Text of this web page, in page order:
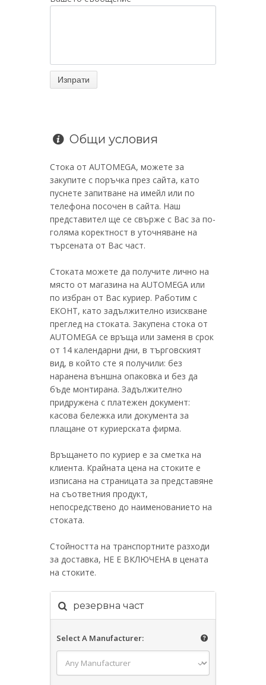
Общи условия
Стока от AUTOMEGA, можете за
закупите с поръчка през сайта, като
пуснете запитване на имейл или по
телефона посочен в сайта. Наш
представител ще се свърже с Вас за по-
голяма коректност в уточняване на
търсената от Вас част.
Стоката можете да получите лично на
място от магазина на AUTOMEGA или
по избран от Вас куриер. Работим с
ЕКОНТ, като задължително изискване
преглед на стоката. Закупена стока от
AUTOMEGA се връща или заменя в срок
от 14 календарни дни, в търговският
вид, в който сте я получили: без
наранена външна опаковка и без да
бъде монтирана. Задължително
придружена с платежен документ:
касова бележка или документа за
плащане от куриерската фирма.
Връщането по куриер е за сметка на
клиента. Крайната цена на стоките е
изписана на страницата за представяне
на съответния продукт,
непосредствено до наименованието на
стоката.
Стойността на транспортните разходи
за доставка, НЕ Е ВКЛЮЧЕНА в цената
на стоките.
резервна част
Select A Manufacturer: